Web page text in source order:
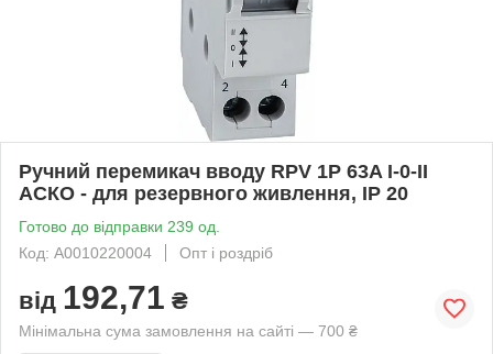
Ручний перемикач вводу RPV 1P 63A I-0-II
АСКО - для резервного живлення, IP 20
Готово до відправки 239 од.
Код: A0010220004
Опт і роздріб
від 192,71 ₴
Мінімальна сума замовлення на сайті — 700 ₴